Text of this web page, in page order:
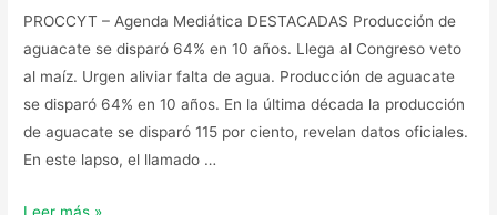
PROCCYT – Agenda Mediática DESTACADAS Producción de
aguacate se disparó 64% en 10 años. Llega al Congreso veto
al maíz. Urgen aliviar falta de agua. Producción de aguacate
se disparó 64% en 10 años. En la última década la producción
de aguacate se disparó 115 por ciento, revelan datos oficiales.
En este lapso, el llamado …